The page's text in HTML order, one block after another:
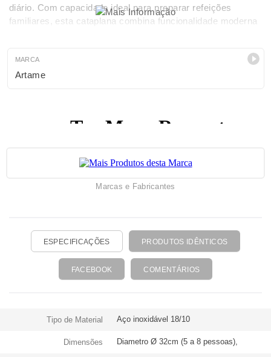
diário. Com capacidade ideal para preparar refeições
familiares, esta cataplana combina funcionalidade moderna
aromas autênticos, permitindo criar pratos suculentos e
cheios de personalidade. Perfeita para receitas de peixe,
MARCA
Artame
Marcas e Fabricantes
ESPECIFICAÇÕES PRODUTOS IDÊNTICOS
FACEBOOK COMENTÁRIOS
Tipo de Material Aço inoxidável 18/10
Dimensões Diametro Ø 32cm (5 a 8 pessoas),